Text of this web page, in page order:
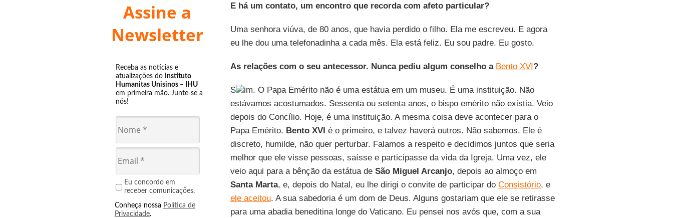
Assine a
Newsletter
Receba as notícias e
atualizações do Instituto
Humanitas Unisinos – IHU
em primeira mão. Junte-se a
nós!
Eu concordo em
receber comunicações.
Conheça nossa Política de
Privacidade.
E há um contato, um encontro que recorda com afeto particular?
Uma senhora viúva, de 80 anos, que havia perdido o filho. Ela me escreveu. E agora
eu lhe dou uma telefonadinha a cada mês. Ela está feliz. Eu sou padre. Eu gosto.
As relações com o seu antecessor. Nunca pediu algum conselho a Bento XVI?
S
im. O Papa Emérito não é uma estátua em um museu. É uma instituição. Não
estávamos acostumados. Sessenta ou setenta anos, o bispo emérito não existia. Veio
depois do Concílio. Hoje, é uma instituição. A mesma coisa deve acontecer para o
Papa Emérito. Bento XVI é o primeiro, e talvez haverá outros. Não sabemos. Ele é
discreto, humilde, não quer perturbar. Falamos a respeito e decidimos juntos que seria
melhor que ele visse pessoas, saísse e participasse da vida da Igreja. Uma vez, ele
veio aqui para a bênção da estátua de São Miguel Arcanjo, depois ao almoço em
Santa Marta, e, depois do Natal, eu lhe dirigi o convite de participar do Consistório, e
ele aceitou. A sua sabedoria é um dom de Deus. Alguns gostariam que ele se retirasse
para uma abadia beneditina longe do Vaticano. Eu pensei nos avós que, com a sua